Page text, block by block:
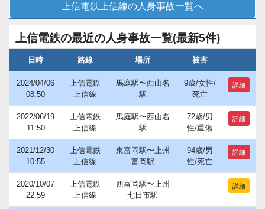
上信電鉄上信線の人身事故一覧へ
上信電鉄の最近の人身事故一覧(最新5件)
日時 路線 場所 被害
2024/04/06
08:50
上信電鉄
上信線
馬庭駅〜西山名
駅
9歳/女性/
死亡
詳細
2022/06/19
11:50
上信電鉄
上信線
馬庭駅〜西山名
駅
72歳/男
性/重傷
詳細
2021/12/30
10:55
上信電鉄
上信線
東富岡駅〜上州
富岡駅
94歳/男
性/死亡
詳細
2020/10/07
22:59
上信電鉄
上信線
西富岡駅〜上州
七日市駅
詳細